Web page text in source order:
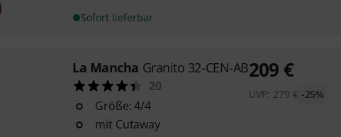
Sofort lieferbar
La Mancha Granito 32-CEN-AB
20
Größe: 4/4
mit Cutaway
209 €
UVP: 279 € -25%